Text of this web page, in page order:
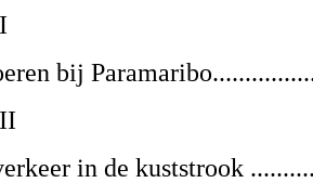
bij
in de kuststrook